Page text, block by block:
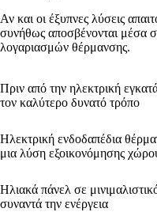
Αν και οι έξυπνες λύσεις
συνήθως αποσβένονται μέσα
λογαριασμών θέρμανσης.
Πριν από την ηλεκτρική
τον καλύτερο δυνατό τρόπο
Ηλεκτρική ενδοδαπέδια
μια λύση εξοικονόμησης
Ηλιακά πάνελ σε
συναντά την ενέργεια